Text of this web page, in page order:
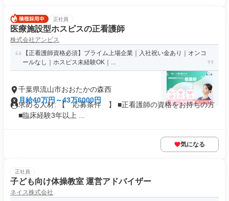
正社員
医療施設型ホスピスの正看護師
株式会社アンビス
【正看護師資格必須】プライム上場企業｜入社祝い金あり｜オンコ
ールなし｜ホスピス未経験OK｜...
千葉県流山市おおたかの森西
月給40万円～43万6000円
求める人材: 【 応募条件 】 ■正看護師の資格をお持ちの方
■臨床経験3年以上 ...
気になる
正社員
子ども向け体操教室 運営アドバイザー
ネイス株式会社